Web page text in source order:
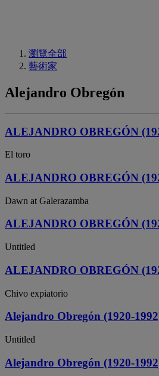
瀏覽全部
藝術家
Alejandro Obregón
ALEJANDRO OBREGÓN
El toro
ALEJANDRO OBREGÓN
Dawn at Galerazamba
ALEJANDRO OBREGÓN
Untitled
ALEJANDRO OBREGÓN
Chivo expiatorio
Alejandro Obregón (1920-
Untitled
Alejandro Obregón (1920-